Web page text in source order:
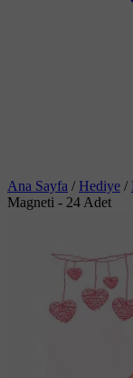
Ana Sayfa / Hediye /
Magneti - 24 Adet